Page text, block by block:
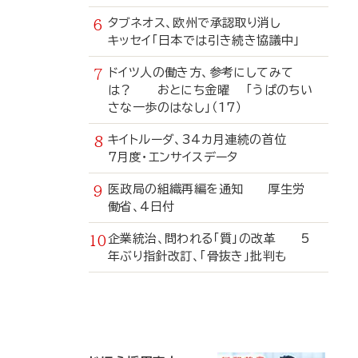
タブネオス、欧州で承認取り消し
キッセイ「日本では引き続き協議中」
ドイツ人の働き方、参考にしてみて
は？ おとにち金曜 「うぱのちい
さな一歩のはなし」（17）
キイトルーダ、34カ月連続の首位
7月度・エンサイスデータ
医政局の組織再編を通知 厚生労
働省、4日付
企業統治、問われる「質」の改革 5
年ぶり指針改訂、「骨抜き」批判も